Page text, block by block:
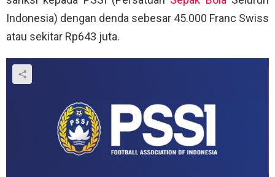
Indonesia) dengan denda sebesar 45.000 Franc Swiss
atau sekitar Rp643 juta.